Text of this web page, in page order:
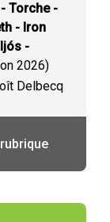
Torche -
- Iron
-
2026)
Delbecq